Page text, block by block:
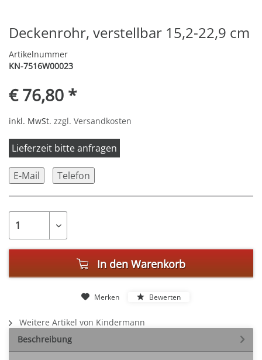
Deckenrohr, verstellbar 15,2-22,9 cm
Artikelnummer
KN-7516W00023
€ 76,80 *
inkl. MwSt. zzgl. Versandkosten
Lieferzeit bitte anfragen
E-Mail Telefon
In den Warenkorb
Merken Bewerten
Weitere Artikel von Kindermann
Beschreibung